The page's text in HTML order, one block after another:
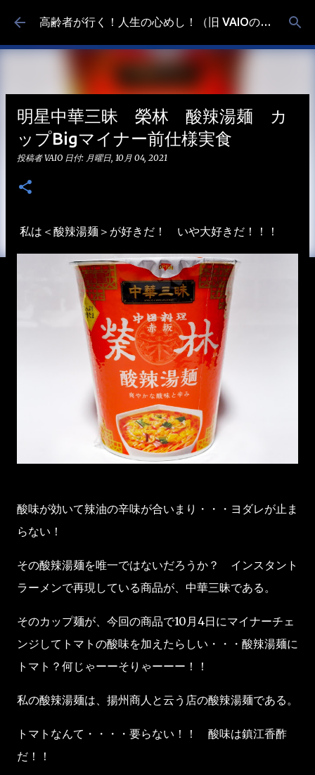
スキップしてメイン コンテンツに移動 高齢者が行く！人生の心めし！（旧 VAIOの食べ歩き）
明星中華三昧 榮林 酸辣湯麺 カ
ップBigマイナー前仕様実食
投稿者VAIO 日付: 月曜日, 10月 04, 2021
私は＜酸辣湯麺＞が好きだ！ いや大好きだ！！！
酸味が効いて辣油の辛味が合いまり・・・ヨダレが止ま
らない！
その酸辣湯麺を唯一ではないだろうか？ インスタント
ラーメンで再現している商品が、中華三昧である。
そのカップ麺が、今回の商品で10月4日にマイナーチェ
ンジしてトマトの酸味を加えたらしい・・・酸辣湯麺に
トマト？何じゃーーそりゃーーー！！
私の酸辣湯麺は、揚州商人と云う店の酸辣湯麺である。
トマトなんて・・・・要らない！！ 酸味は鎮江香酢
だ！！